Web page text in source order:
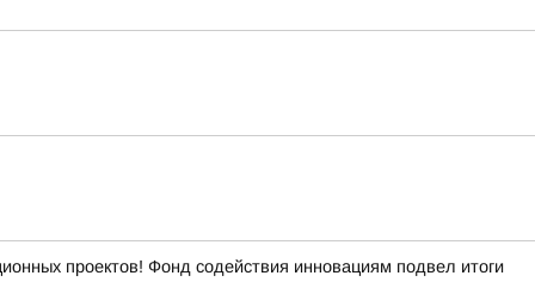
проектов! Фонд содействия инновациям подвел итоги